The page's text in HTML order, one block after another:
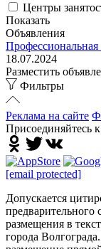
Центры
Показать
Объявления
18.07.2024
Разместить
Фильтры
Реклама на сайте
Присоединяйтесь
[email protected]
Допускается
предварительного
размещения в
города